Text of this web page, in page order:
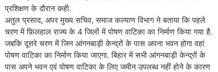
प्रशिक्षण के दौरान कही.
अतुल प्रसाद, अपर मुख्य सचिव, समाज कल्याण विभाग ने बताया कि पहले
चरण में फ़िलहाल राज्य के 4 जिलों में पोषण वाटिका का निर्माण किया गया है.
जबकि दूसरे चरण में जिन आंगनबाड़ी केन्द्रों के पास अपना भवन होगा वहां
पोषण वाटिका का निर्माण किया जाएगा. बिहार में सभी आंगनबाड़ी केन्द्रों के
पास अपने भवन एवं पोषण वाटिका के लिए जमीन उपलब्ध नहीं होने के कारण